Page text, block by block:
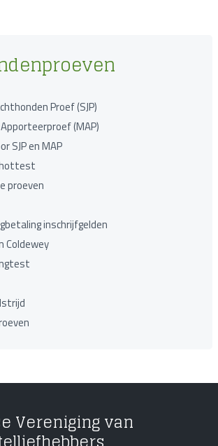
Proef (SJP)
(MAP)
SJP en MAP
proeven
inschrijfgelden
Coldewey
Vereniging van